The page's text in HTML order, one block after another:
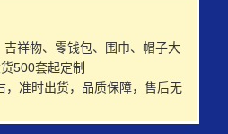
祥物、零钱包、围巾、帽子大
500套起定制
，准时出货，品质保障，售后无